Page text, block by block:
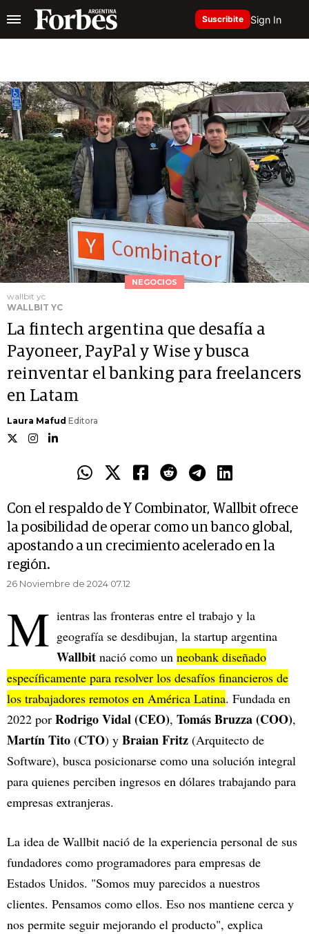
Suscribite Sign In
NEGOCIOS
wallbit yc
WALLBIT YC
La fintech argentina que desafía a
Payoneer, PayPal y Wise y busca
reinventar el banking para freelancers
en Latam
Laura Mafud Editora
Con el respaldo de Y Combinator, Wallbit ofrece
la posibilidad de operar como un banco global,
apostando a un crecimiento acelerado en la
región.
26 Noviembre de 2024 07.12
M ientras las fronteras entre el trabajo y la
geografía se desdibujan, la startup argentina
Wallbit nació como un neobank diseñado
específicamente para resolver los desafíos financieros de
los trabajadores remotos en América Latina. Fundada en
2022 por Rodrigo Vidal (CEO), Tomás Bruzza (COO),
Martín Tito (CTO) y Braian Fritz (Arquitecto de
Software), busca posicionarse como una solución integral
para quienes perciben ingresos en dólares trabajando para
empresas extranjeras.
La idea de Wallbit nació de la experiencia personal de sus
fundadores como programadores para empresas de
Estados Unidos. "Somos muy parecidos a nuestros
clientes. Pensamos como ellos. Eso nos mantiene cerca y
nos permite seguir mejorando el producto", explica